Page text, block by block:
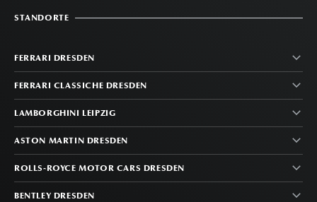
STANDORTE
FERRARI DRESDEN
FERRARI CLASSICHE DRESDEN
LAMBORGHINI LEIPZIG
ASTON MARTIN DRESDEN
ROLLS-ROYCE MOTOR CARS DRESDEN
BENTLEY DRESDEN